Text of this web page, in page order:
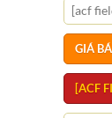
[acf
GIÁ
[ACF